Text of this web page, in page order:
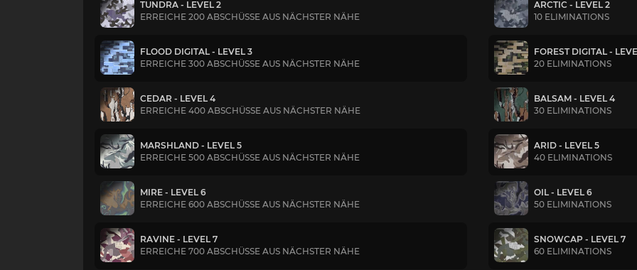
TUNDRA - LEVEL 2
ERREICHE 200 ABSCHÜSSE AUS NÄCHSTER NÄHE
FLOOD DIGITAL - LEVEL 3
ERREICHE 300 ABSCHÜSSE AUS NÄCHSTER NÄHE
CEDAR - LEVEL 4
ERREICHE 400 ABSCHÜSSE AUS NÄCHSTER NÄHE
MARSHLAND - LEVEL 5
ERREICHE 500 ABSCHÜSSE AUS NÄCHSTER NÄHE
MIRE - LEVEL 6
ERREICHE 600 ABSCHÜSSE AUS NÄCHSTER NÄHE
RAVINE - LEVEL 7
ERREICHE 700 ABSCHÜSSE AUS NÄCHSTER NÄHE
ARCTIC - LEVEL 2
10 ELIMINATIONS
FOREST DIGITAL -
20 ELIMINATIONS
BALSAM - LEVEL 4
30 ELIMINATIONS
ARID - LEVEL 5
40 ELIMINATIONS
OIL - LEVEL 6
50 ELIMINATIONS
SNOWCAP - LEVEL 7
60 ELIMINATIONS